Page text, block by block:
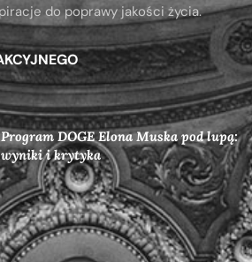
do poprawy jakości życia.
Program DOGE Elona Muska pod lupą:
wyniki i krytyka